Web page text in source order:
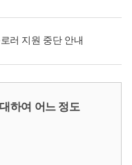
러 지원 중단 안내
하여 어느 정도